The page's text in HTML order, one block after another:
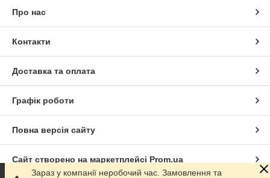
Про нас
Контакти
Доставка та оплата
Графік роботи
Повна версія сайту
Сайт створено на маркетплейсі Prom.ua
Зараз у компанії неробочий час. Замовлення та